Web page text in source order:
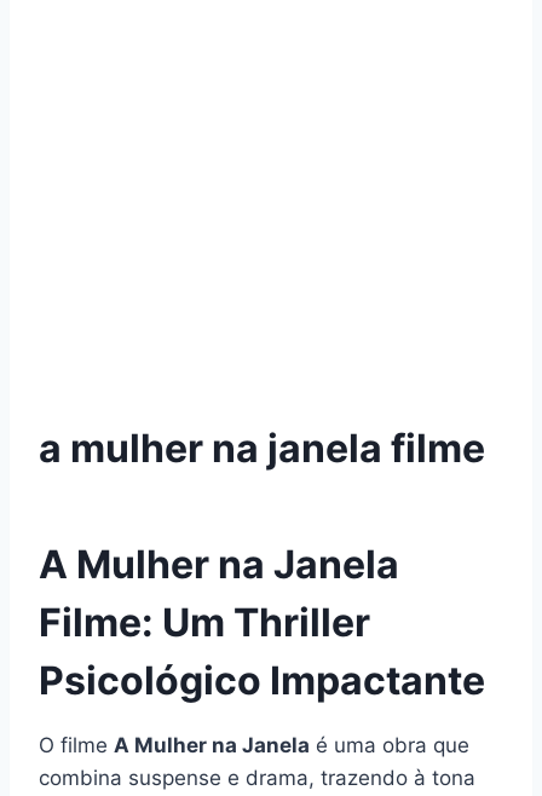
a mulher na janela filme
A Mulher na Janela
Filme: Um Thriller
Psicológico Impactante
O filme A Mulher na Janela é uma obra que
combina suspense e drama, trazendo à tona